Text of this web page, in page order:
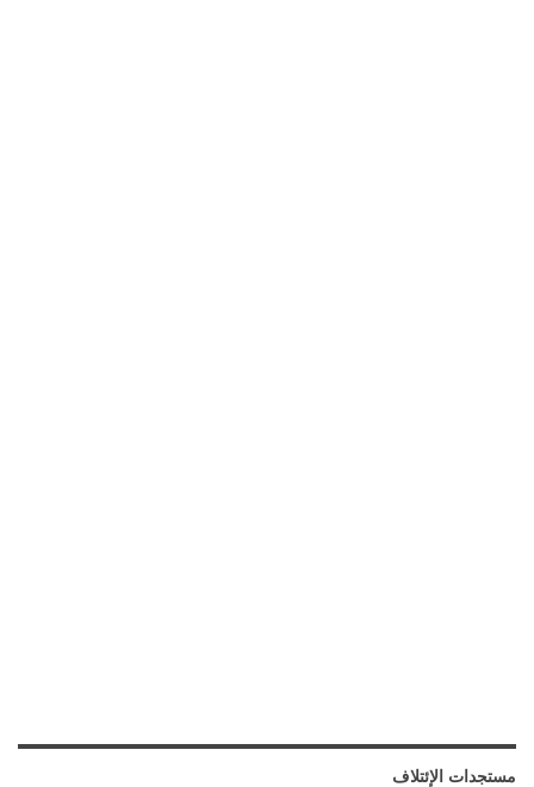
مستجدات الإئتلاف